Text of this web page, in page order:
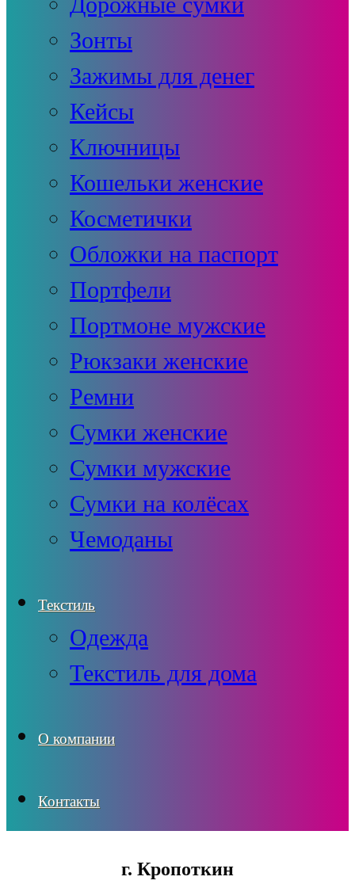
Зонты
Зажимы для денег
Кейсы
Ключницы
Кошельки женские
Косметички
Обложки на паспорт
Портфели
Портмоне мужские
Рюкзаки женские
Ремни
Сумки женские
Сумки мужские
Сумки на колёсах
Чемоданы
Текстиль
Одежда
Текстиль для дома
О компании
Контакты
г. Кропоткин